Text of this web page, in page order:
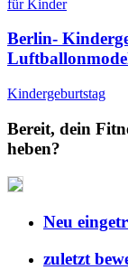
Berlin-
Kindergeburtstag
Bereit, dein
heben?
Neu
zuletzt